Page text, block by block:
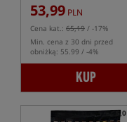
53,99 PLN
Cena kat.: 65,19 / -17%
Min. cena z 30 dni przed
obniżką: 55.99 / -4%
KUP
5,0